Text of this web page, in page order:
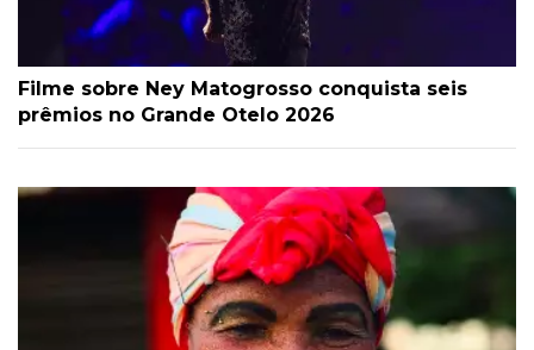
Filme sobre Ney Matogrosso conquista seis
prêmios no Grande Otelo 2026